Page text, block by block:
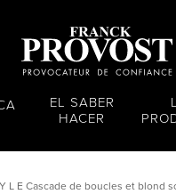
EL SABER
HACER
Y L E Cascade de boucles et blond